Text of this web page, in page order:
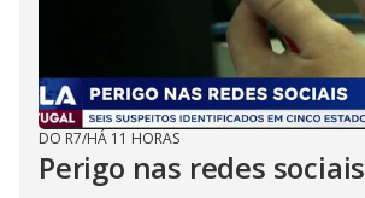
DO R7/HÁ 11 HORAS
Perigo nas redes sociais